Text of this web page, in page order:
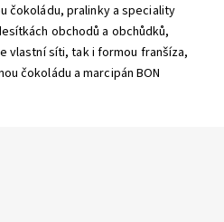
čokoládu, pralinky a speciality
obchodů a obchůdků,
vlastní síti, tak i formou franšíza,
čokoládu a marcipán BON